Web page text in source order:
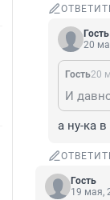
Гость
20
Гость20
И
а ну-ка
Гость
19 мая,